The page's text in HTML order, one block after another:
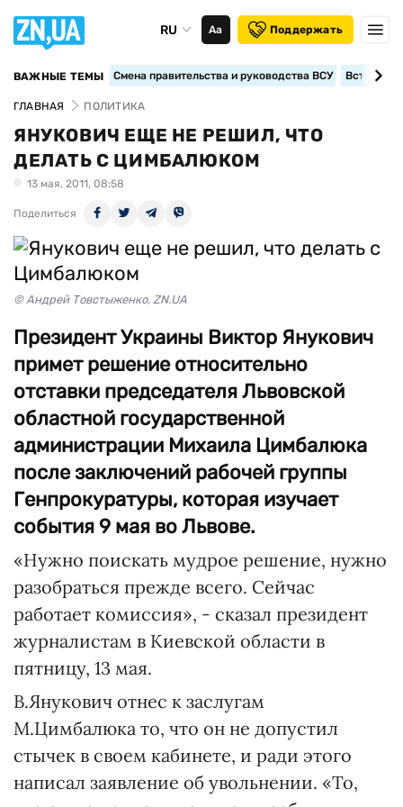
RU Аа Поддержать
ВАЖНЫЕ ТЕМЫ Смена правительства и руководства ВСУ
ГЛАВНАЯ ПОЛИТИКА
ЯНУКОВИЧ ЕЩЕ НЕ РЕШИЛ, ЧТО
ДЕЛАТЬ С ЦИМБАЛЮКОМ
13 мая, 2011, 08:58
Поделиться
© Андрей Товстыженко, ZN.UA
Президент Украины Виктор Янукович
примет решение относительно
отставки председателя Львовской
областной государственной
администрации Михаила Цимбалюка
после заключений рабочей группы
Генпрокуратуры, которая изучает
события 9 мая во Львове.
«Нужно поискать мудрое решение, нужно
разобраться прежде всего. Сейчас
работает комиссия», - сказал президент
журналистам в Киевской области в
пятницу, 13 мая.
В.Янукович отнес к заслугам
М.Цимбалюка то, что он не допустил
стычек в своем кабинете, и ради этого
написал заявление об увольнении. «То,